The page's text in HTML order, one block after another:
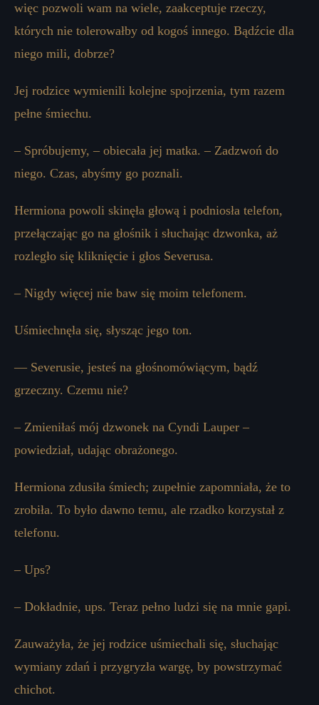
więc pozwoli wam na wiele, zaakceptuje rzeczy,
których nie tolerowałby od kogoś innego. Bądźcie dla
niego mili, dobrze?
Jej rodzice wymienili kolejne spojrzenia, tym razem
pełne śmiechu.
– Spróbujemy, – obiecała jej matka. – Zadzwoń do
niego. Czas, abyśmy go poznali.
Hermiona powoli skinęła głową i podniosła telefon,
przełączając go na głośnik i słuchając dzwonka, aż
rozległo się kliknięcie i głos Severusa.
– Nigdy więcej nie baw się moim telefonem.
Uśmiechnęła się, słysząc jego ton.
— Severusie, jesteś na głośnomówiącym, bądź
grzeczny. Czemu nie?
– Zmieniłaś mój dzwonek na Cyndi Lauper –
powiedział, udając obrażonego.
Hermiona zdusiła śmiech; zupełnie zapomniała, że ​​to
zrobiła. To było dawno temu, ale rzadko korzystał z
telefonu.
– Ups?
– Dokładnie, ups. Teraz pełno ludzi się na mnie gapi.
Zauważyła, że ​​jej rodzice uśmiechali się, słuchając
wymiany zdań i przygryzła wargę, by powstrzymać
chichot.